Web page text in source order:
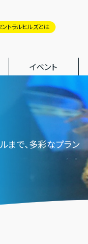
ントラルヒルズとは
イベント
まで、多彩なプラン